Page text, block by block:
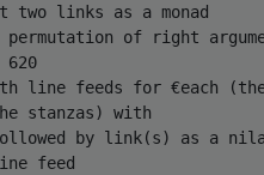
two links as a monad
of right
line feeds for €each
stanzas) with
by link(s) as a
feed